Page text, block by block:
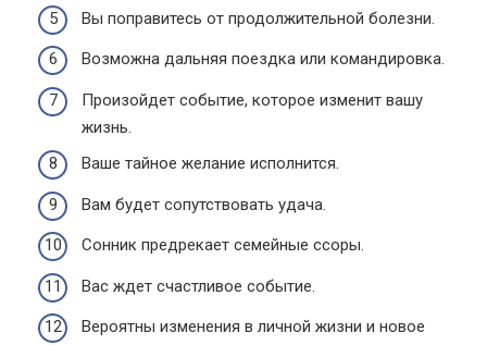
Вы поправитесь от продолжительной болезни.
Возможна дальняя поездка или командировка.
Произойдет событие, которое изменит вашу
жизнь.
Ваше тайное желание исполнится.
Вам будет сопутствовать удача.
Сонник предрекает семейные ссоры.
Вас ждет счастливое событие.
Вероятны изменения в личной жизни и новое